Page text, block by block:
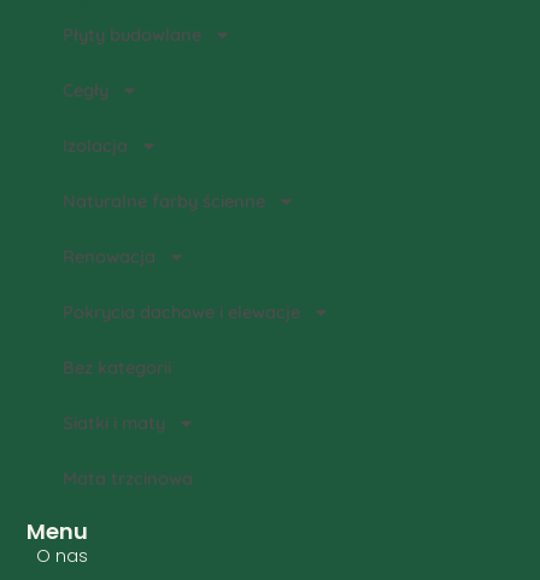
Menu
O nas
Płyty budowlane
Cegły
Izolacja
Naturalne farby ścienne
Renowacja
Pokrycia dachowe i elewacje
Bez kategorii
Siatki i maty
Mata trzcinowa